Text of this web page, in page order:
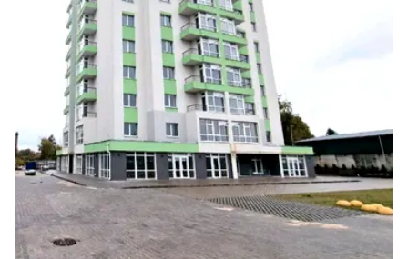
дитячим та спортивним майданчиками, пішохідними доріжками
та місцями для відпочинку. Поряд з новобудовою працює багато
магазинів. В 5 хв пішки розташований мережевий супермаркет
«Сільпо», на відстані 15-хвилинної прогулянки супермаркети
«Таврія В» та SPAR. В 5 хвилинах їзди (2 км) знаходиться ТРЦ
WoodMall з кінотеатром, бутиками, дитячою розважальною
зоною і фуд-кортом. В межах до 2 км від ЖК «Софія» працюють
дві школи (30 та 21), гімназія 2, політехнічний коледж і три
дитячих садки (1, 32 та 33). Поблизу ЖК є й місця для піших
прогулянок та пікніків. Ця квартира справді вартує Вашої уваги!
Показ в зручний для Вас час!